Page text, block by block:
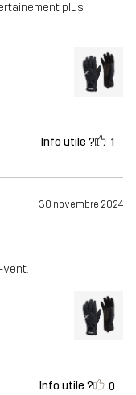
plus
Info utile ? 1
30 novembre 2024
vent.
Info utile ? 0